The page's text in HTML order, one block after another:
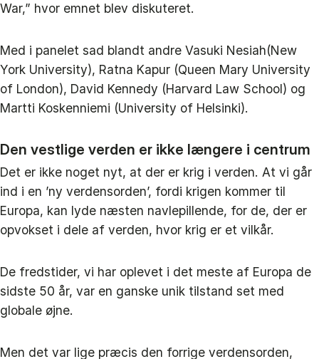
War,” hvor emnet blev diskuteret.
Med i panelet sad blandt andre Vasuki Nesiah(New
York University), Ratna Kapur (Queen Mary University
of London), David Kennedy (Harvard Law School) og
Martti Koskenniemi (University of Helsinki).
Den vestlige verden er ikke længere i centrum
Det er ikke noget nyt, at der er krig i verden. At vi går
ind i en ’ny verdensorden’, fordi krigen kommer til
Europa, kan lyde næsten navlepillende, for de, der er
opvokset i dele af verden, hvor krig er et vilkår.
De fredstider, vi har oplevet i det meste af Europa de
sidste 50 år, var en ganske unik tilstand set med
globale øjne.
Men det var lige præcis den forrige verdensorden,